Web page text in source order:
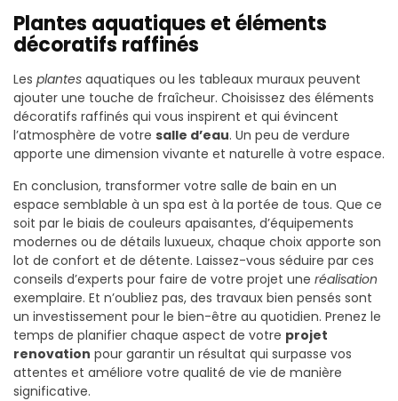
Plantes aquatiques et éléments
décoratifs raffinés
Les plantes aquatiques ou les tableaux muraux peuvent
ajouter une touche de fraîcheur. Choisissez des éléments
décoratifs raffinés qui vous inspirent et qui évincent
l’atmosphère de votre salle d’eau. Un peu de verdure
apporte une dimension vivante et naturelle à votre espace.
En conclusion, transformer votre salle de bain en un
espace semblable à un spa est à la portée de tous. Que ce
soit par le biais de couleurs apaisantes, d’équipements
modernes ou de détails luxueux, chaque choix apporte son
lot de confort et de détente. Laissez-vous séduire par ces
conseils d’experts pour faire de votre projet une réalisation
exemplaire. Et n’oubliez pas, des travaux bien pensés sont
un investissement pour le bien-être au quotidien. Prenez le
temps de planifier chaque aspect de votre projet
renovation pour garantir un résultat qui surpasse vos
attentes et améliore votre qualité de vie de manière
significative.